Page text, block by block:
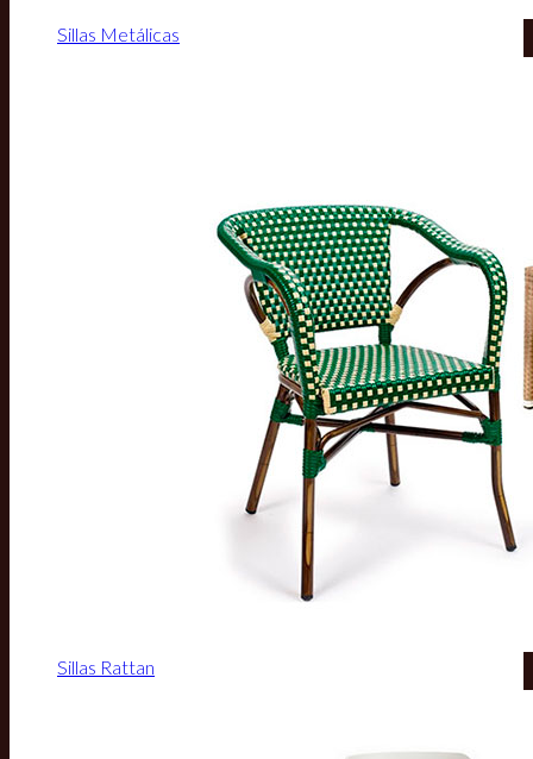
Sillas Metálicas
Sillas Rattan